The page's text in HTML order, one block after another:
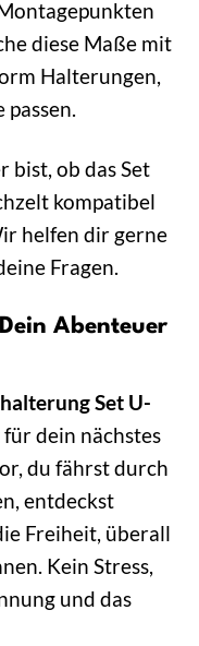
diese Maße mit
Halterungen,
passen.
bist, ob das Set
kompatibel
helfen dir gerne
Fragen.
Abenteuer
Set U-
dein nächstes
du fährst durch
entdeckst
Freiheit, überall
Kein Stress,
und das